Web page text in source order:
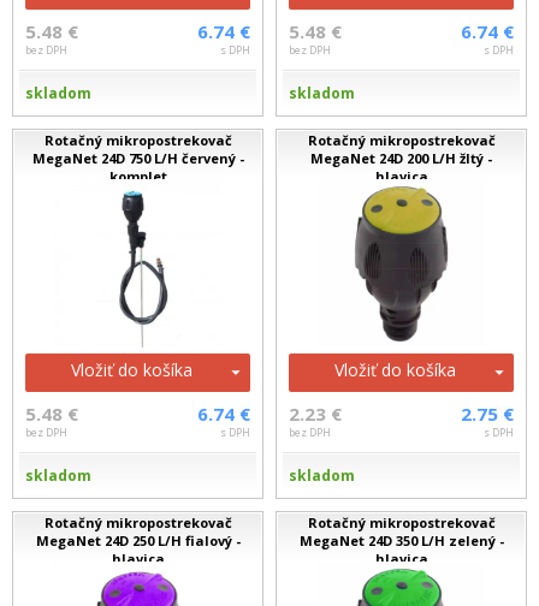
5.48 €
bez DPH
6.74 €
s DPH
skladom
5.48 €
bez DPH
6.74 €
s DPH
skladom
Rotačný mikropostrekovač
MegaNet 24D 750 L/H červený -
komplet
Vložiť do košíka
5.48 €
bez DPH
6.74 €
s DPH
skladom
Rotačný mikropostrekovač
MegaNet 24D 200 L/H žltý -
hlavica
Vložiť do košíka
2.23 €
bez DPH
2.75 €
s DPH
skladom
Rotačný mikropostrekovač
MegaNet 24D 250 L/H fialový -
hlavica
Rotačný mikropostrekovač
MegaNet 24D 350 L/H zelený -
hlavica